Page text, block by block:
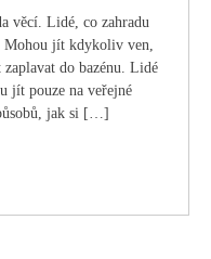
věcí. Lidé, co zahradu
Mohou jít kdykoliv ven,
do bazénu. Lidé
jít pouze na veřejné
jak si […]